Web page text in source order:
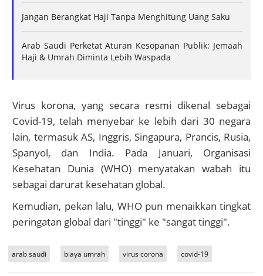
Jangan Berangkat Haji Tanpa Menghitung Uang Saku
Arab Saudi Perketat Aturan Kesopanan Publik: Jemaah
Haji & Umrah Diminta Lebih Waspada
Virus korona, yang secara resmi dikenal sebagai
Covid-19, telah menyebar ke lebih dari 30 negara
lain, termasuk AS, Inggris, Singapura, Prancis, Rusia,
Spanyol, dan India. Pada Januari, Organisasi
Kesehatan Dunia (WHO) menyatakan wabah itu
sebagai darurat kesehatan global.
Kemudian, pekan lalu, WHO pun menaikkan tingkat
peringatan global dari "tinggi" ke "sangat tinggi".
arab saudi biaya umrah virus corona covid-19